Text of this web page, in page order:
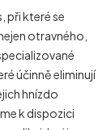
PISIVEK
RYBENEK
ŠVÁBŮ
při které se
otravného,
účinně eliminují
hnízdo
k dispozici